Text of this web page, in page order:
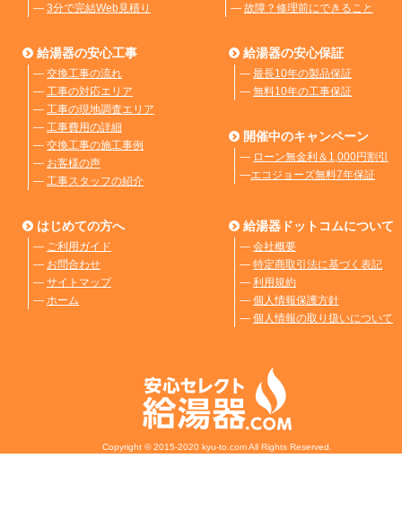
― 3分で完結Web見積り
― 故障？修理前にできること
給湯器の安心工事
― 交換工事の流れ
― 工事の対応エリア
― 工事の現地調査エリア
― 工事費用の詳細
― 交換工事の施工事例
― お客様の声
― 工事スタッフの紹介
給湯器の安心保証
― 最長10年の製品保証
― 無料10年の工事保証
開催中のキャンペーン
― ローン無金利＆1,000円割引
―エコジョーズ無料7年保証
はじめての方へ
― ご利用ガイド
― お問合わせ
― サイトマップ
― ホーム
給湯器ドットコムについて
― 会社概要
― 特定商取引法に基づく表記
― 利用規約
― 個人情報保護方針
― 個人情報の取り扱いについて
Copyright © 2015-2020 kyu-to.com All Rights Reserved.